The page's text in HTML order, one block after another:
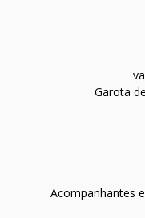
Garota
Acompanhantes